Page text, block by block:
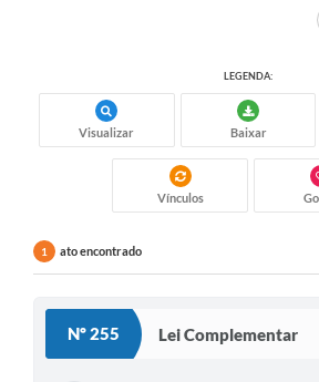
LEGENDA:
Visualizar Baixar
Vínculos
1 ato encontrado
Nº 255 Lei Complementar